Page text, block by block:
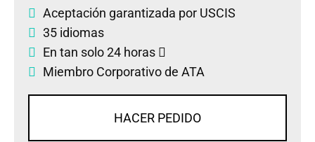
Aceptación garantizada por USCIS
35 idiomas
En tan solo 24 horas
Miembro Corporativo de ATA
HACER PEDIDO